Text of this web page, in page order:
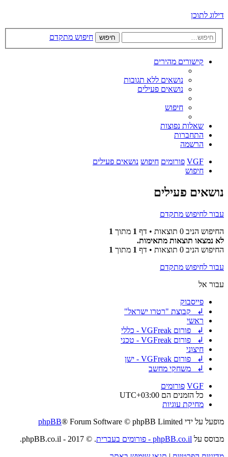
דילוג לתוכן
חיפוש חיפוש מתקדם
קישורים מהירים
נושאים ללא תגובות
נושאים פעילים
חיפוש
שאלות נפוצות
התחברות
הרשמה
VGF פורומים חיפוש נושאים פעילים
חיפוש
נושאים פעילים
עבור לחיפוש מתקדם
החיפוש הניב 0 תוצאות • דף
1 מתוך 1
לא נמצאו תוצאות מתאימות.
החיפוש הניב 0 תוצאות • דף
1 מתוך 1
עבור לחיפוש מתקדם
עבור אל
פייסבוק
↲ קבוצת "רטרו ישראל"
ראשי
↲ פורום VGFreak - כללי
↲ פורום VGFreak - טכני
חיצוני
↲ פורום VGFreak - ישן
↲ משחקי מחשב
VGF פורומים
כל הזמנים הם UTC+03:00
מחיקת עוגיות
מופעל על ידי
phpBB® Forum Software © phpBB Limited
מבוסס על phpBB.co.il - פורומים בעברית
. © 2017 - phpBB.co.il.